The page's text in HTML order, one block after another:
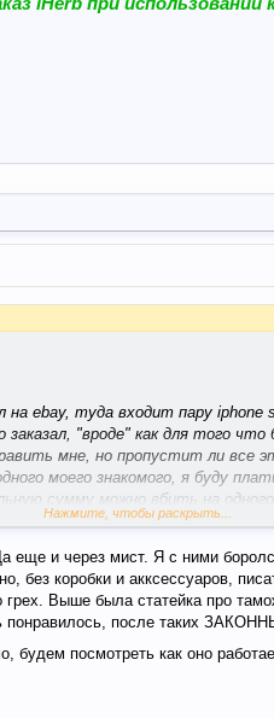
на ebay, туда входит пару
"вроде" как для того
мне, но пропустит ли все
моего знакомого, я буду
сумму можно вбить на
товаров вэд.
Нажмите, чтобы раскрыть...
еще и через мист. Я с ними
коробки и акксессуаров,
Выше была статейка про
понравилось, после таких
будем посмотреть как оно